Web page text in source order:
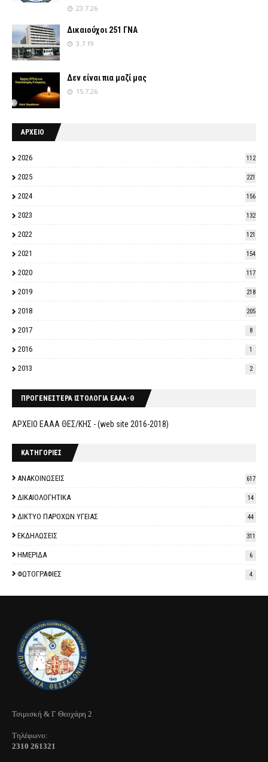
23.7.26
Δικαιούχοι 251 ΓΝΑ
3.7.19
Δεν είναι πια μαζί μας
15.7.26
ΑΡΧΕΙΟ
2026 112
2025 221
2024 156
2023 132
2022 121
2021 154
2020 117
2019 218
2018 205
2017 8
2016 1
2013 2
ΠΡΟΓΕΝΕΣΤΕΡΑ ΙΣΤΟΛΟΓΙΑ ΕΑΑΑ-Θ
ΑΡΧΕΙΟ ΕΑΑΑ ΘΕΣ/ΚΗΣ - (web site 2016-2018)
ΚΑΤΗΓΟΡΙΕΣ
ΑΝΑΚΟΙΝΩΣΕΙΣ 617
ΔΙΚΑΙΟΛΟΓΗΤΙΚΑ 14
ΔΙΚΤΥΟ ΠΑΡΟΧΩΝ ΥΓΕΙΑΣ 44
ΕΚΔΗΛΩΣΕΙΣ 311
ΗΜΕΡΙΔΑ 6
ΦΩΤΟΓΡΑΦΙΕΣ 4
Τσιμισκή & Γ Θεοχάρη 2
Τηλέφωνo:
2310 261321